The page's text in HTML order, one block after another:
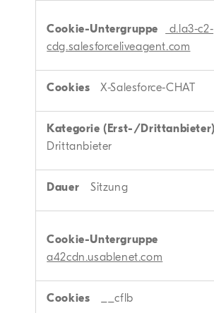
d.la3-c2-
cdg.salesforceliveagent.com
X-Salesforce-CHAT
Drittanbieter
Sitzung
a42cdn.usablenet.com
__cflb